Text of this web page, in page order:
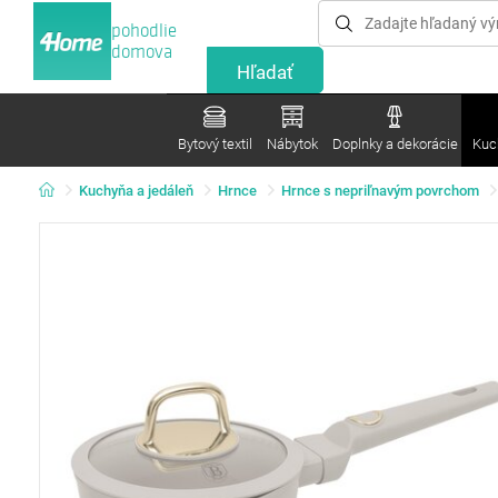
pohodlie
domova
Bytový textil Nábytok Doplnky a dekorácie
Kuchyňa a jedáleň Hrnce Hrnce s nepriľnavým povrchom